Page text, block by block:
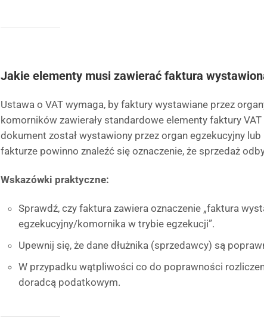
Jakie elementy musi zawierać faktura
Ustawa o VAT wymaga, by faktury wystawiane przez
komorników zawierały standardowe elementy faktury
dokument został wystawiony przez organ egzekucyjny
fakturze powinno znaleźć się oznaczenie, że sprzedaż
Wskazówki praktyczne:
Sprawdź, czy faktura zawiera oznaczenie „faktura
egzekucyjny/komornika w trybie egzekucji”.
Upewnij się, że dane dłużnika (sprzedawcy) są
W przypadku wątpliwości co do poprawności
doradcą podatkowym.